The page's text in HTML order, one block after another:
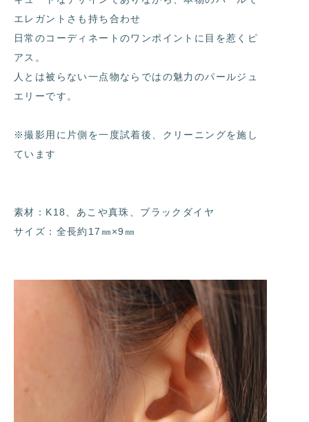
エレガントさも持ち合わせ
日常のコーディネートのワンポイントに目を惹くピ
アス。
人とは被らない一点物ならではの魅力のパールジュ
エリーです。
※撮影用に片側を一度試着後、クリーニングを施し
ています
素材：K18、あこや真珠、ブラックダイヤ
サイズ：全長約17㎜×9㎜